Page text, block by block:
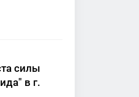
силы
в г.